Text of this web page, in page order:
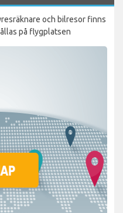
och bilresor finns
på flygplatsen